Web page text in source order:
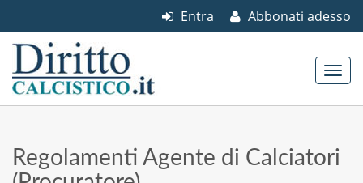
Abbonati adesso
Entra
Regolamenti Agente di Calciatori